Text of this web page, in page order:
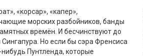
«корсар», «капер»,
морскихразбойников, банды
времён. И бесчинствуют до
Но если бы сэра Френсиса
нибудь Пунтленда, которые